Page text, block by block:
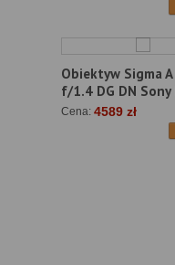
Obiektyw Sigma
f/1.4 DG DN Sony
Cena: 4589 zł